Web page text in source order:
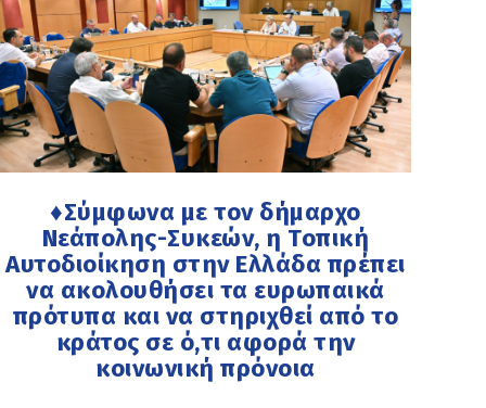
♦Σύμφωνα με τον δήμαρχο
Νεάπολης-Συκεών, η Τοπική
Αυτοδιοίκηση στην Ελλάδα πρέπει
να ακολουθήσει τα ευρωπαικά
πρότυπα και να στηριχθεί από το
κράτος σε ό,τι αφορά την
κοινωνική πρόνοια